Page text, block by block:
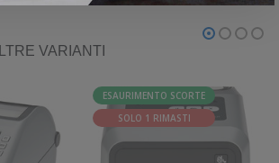
VARIANTI
ESAURIMENTO SCORTE
SOLO 1 RIMASTI